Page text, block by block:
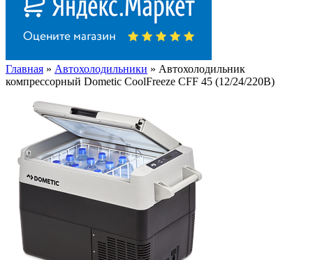
Главная » Автохолодильники » Автохолодильник
компрессорный Dometic CoolFreeze CFF 45 (12/24/220В)